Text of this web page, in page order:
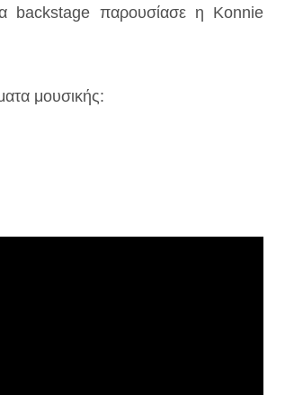
backstage παρουσίασε η Konnie
μουσικής: